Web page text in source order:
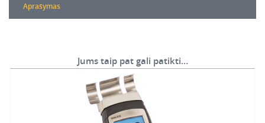
Aprašymas
Jums taip pat gali patikti…